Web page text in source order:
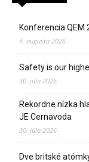
Konferencia QEM
4. augusta 2026
Safety is our
30. júla 2026
Rekordne nízka
JE Cernavoda
30. júla 2026
Dve britské